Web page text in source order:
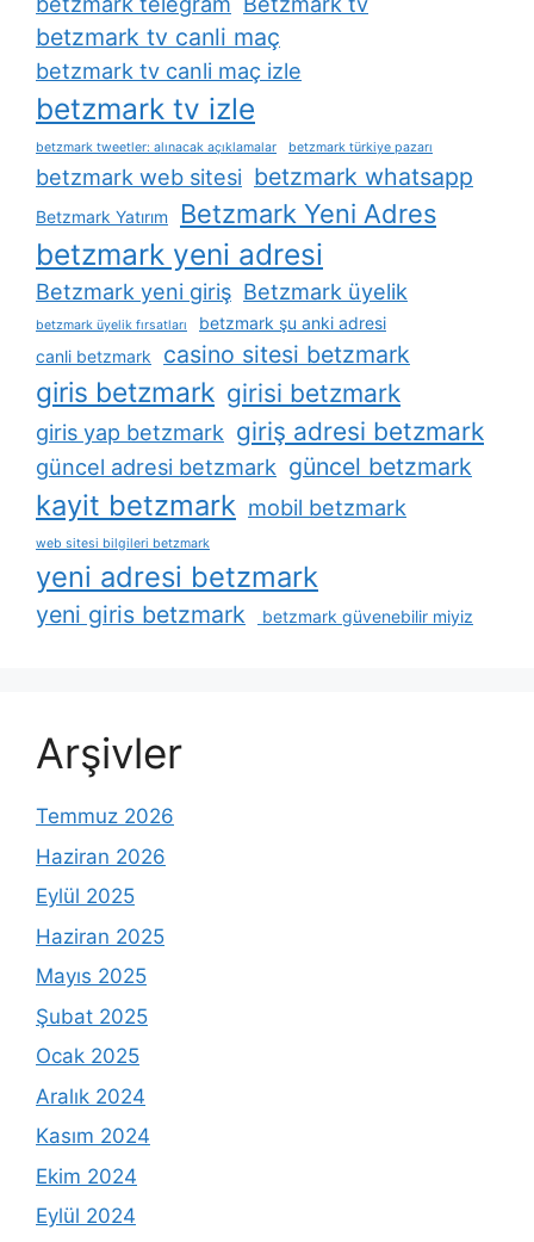
betzmark tv canli maç
betzmark tv canli maç izle
betzmark tv izle
betzmark tweetler: alınacak açıklamalar betzmark türkiye pazarı
betzmark web sitesi betzmark whatsapp
Betzmark Yatırım Betzmark Yeni Adres
betzmark yeni adresi
Betzmark yeni giriş Betzmark üyelik
betzmark üyelik fırsatları
betzmark şu anki adresi
canli betzmark
casino sitesi betzmark
giris betzmark girisi betzmark
giris yap betzmark giriş adresi betzmark
güncel adresi betzmark güncel betzmark
kayit betzmark mobil betzmark
web sitesi bilgileri betzmark
yeni adresi betzmark
yeni giris betzmark betzmark güvenebilir miyiz
Arşivler
Temmuz 2026
Haziran 2026
Eylül 2025
Haziran 2025
Mayıs 2025
Şubat 2025
Ocak 2025
Aralık 2024
Kasım 2024
Ekim 2024
Eylül 2024